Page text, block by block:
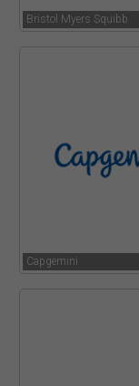
Bristol Myers Squibb
Capgemini